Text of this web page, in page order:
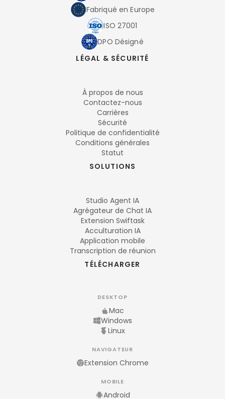
Fabriqué en Europe
ISO 27001
DPO Désigné
LÉGAL & SÉCURITÉ
À propos de nous
Contactez-nous
Carrières
Sécurité
Politique de confidentialité
Conditions générales
Statut
SOLUTIONS
Studio Agent IA
Agrégateur de Chat IA
Extension Swiftask
Acculturation IA
Application mobile
Transcription de réunion
TÉLÉCHARGER
DESKTOP
Mac
Windows
Linux
NAVIGATEUR
Extension Chrome
MOBILE
Android